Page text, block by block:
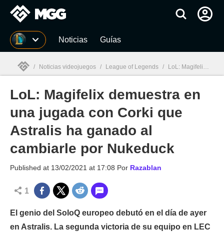
MGG Noticias Guías
MGG
/ Noticias videojuegos / League of Legends / LoL: Magifelix demuestra en una jugada con Corki que Astralis ha ganado al cambiarle por Nukeduck
LoL: Magifelix demuestra en
una jugada con Corki que
Astralis ha ganado al
cambiarle por Nukeduck
Published at 13/02/2021 at 17:08 Por Razablan
1
El genio del SoloQ europeo debutó en el día de ayer
en Astralis. La segunda victoria de su equipo en LEC